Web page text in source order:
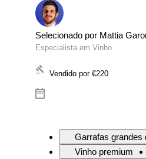
Selecionado por Mattia
Especialista em Vinho
Vendido por €220
Garrafas grandes
Vinho premium